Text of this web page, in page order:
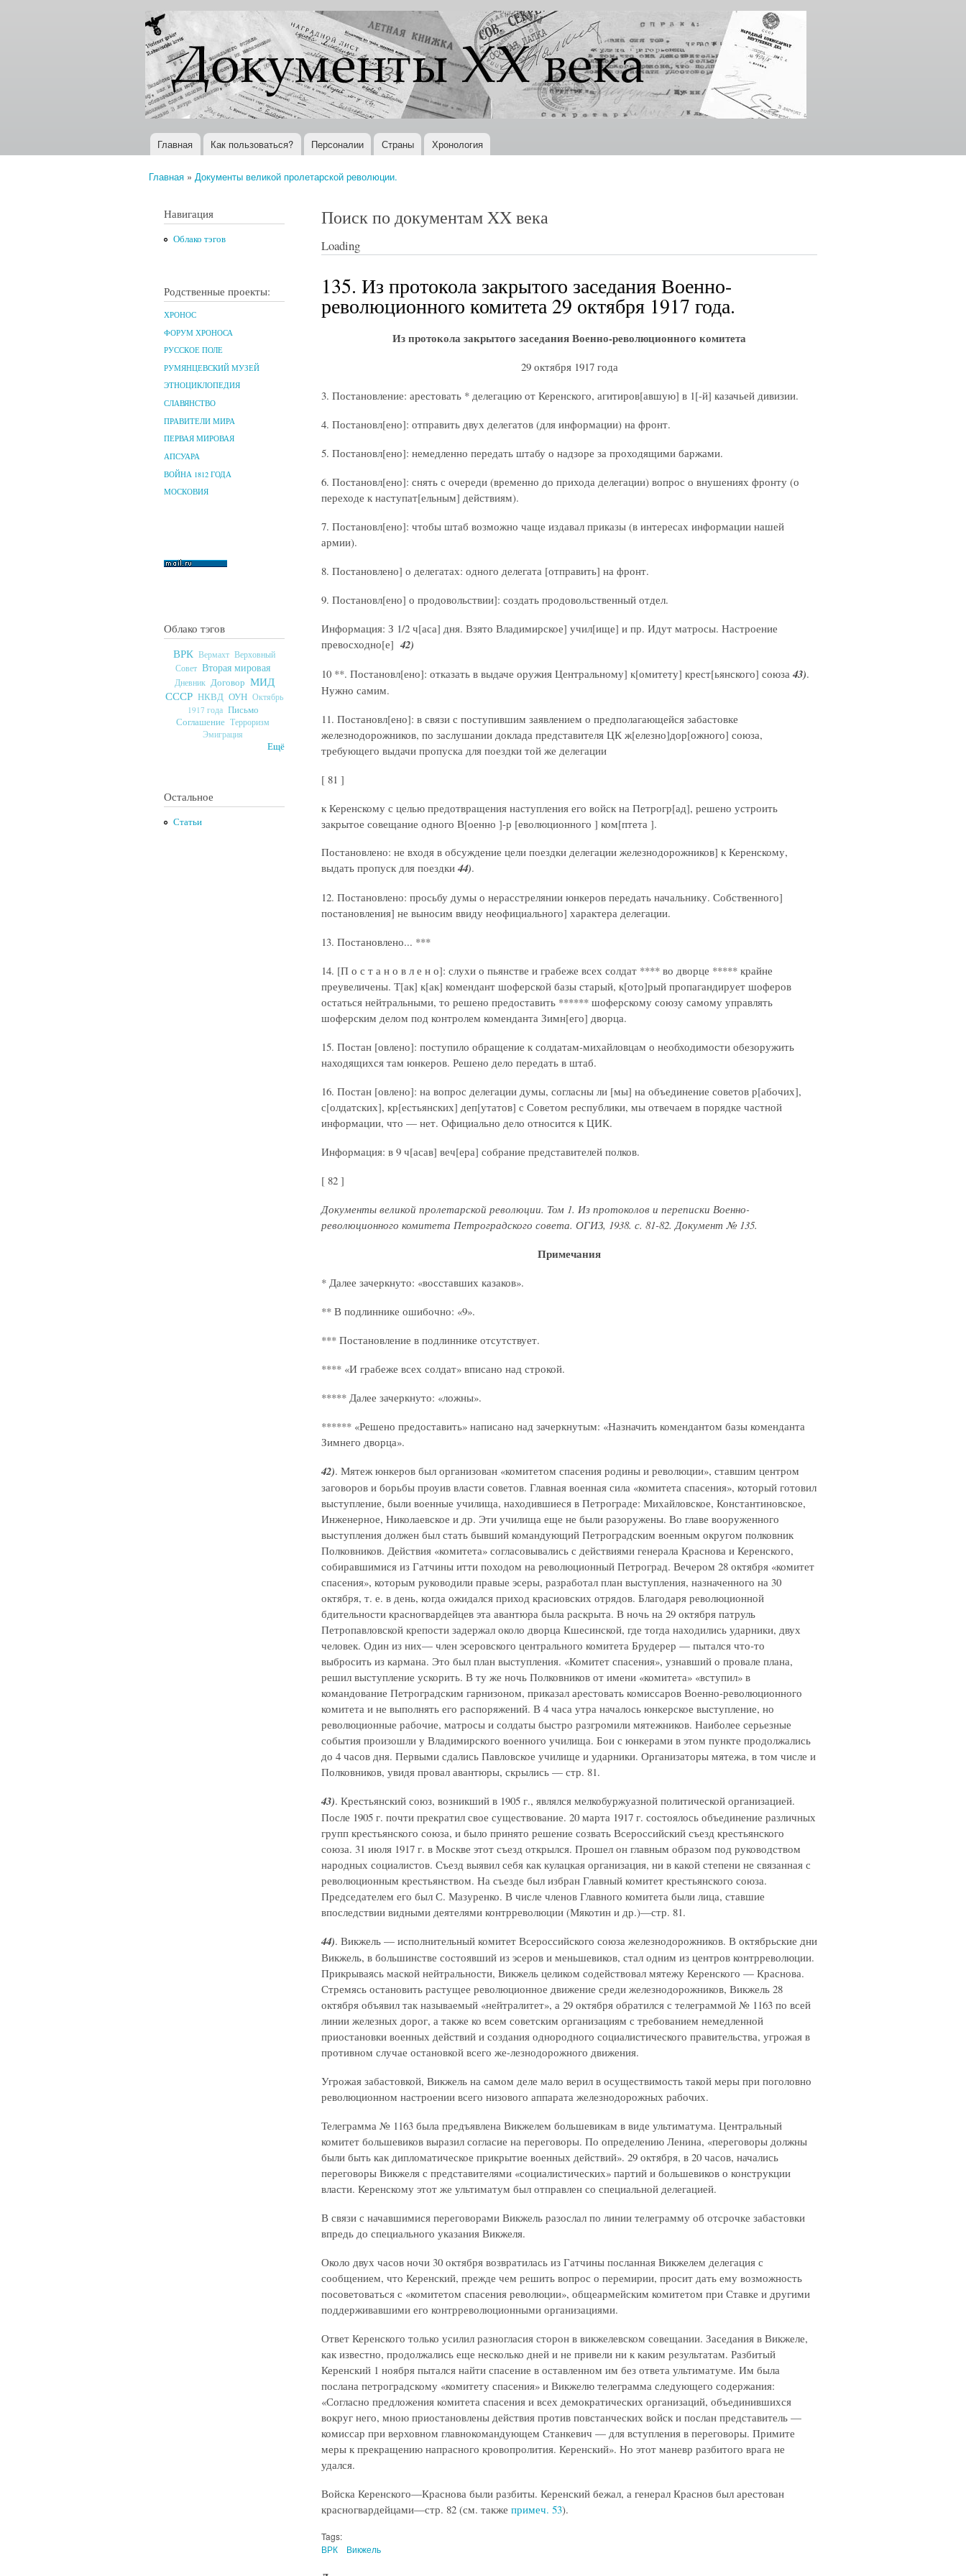
Перейти к
основному
содержанию
Документы
XX века
Всемирная
история в
Интернете
Главное меню
Главная Как пользоваться? Персоналии Страны Хронология
Главная » Документы великой пролетарской революции.
Навигация
Облако тэгов
Родственные проекты:
ХРОНОС
ФОРУМ ХРОНОСА
РУССКОЕ ПОЛЕ
РУМЯНЦЕВСКИЙ МУЗЕЙ
ЭТНОЦИКЛОПЕДИЯ
СЛАВЯНСТВО
ПРАВИТЕЛИ МИРА
ПЕРВАЯ МИРОВАЯ
АПСУАРА
ВОЙНА 1812 ГОДА
МОСКОВИЯ
Облако тэгов
ВРК Вермахт Верховный
Совет Вторая мировая
Дневник Договор МИД
СССР НКВД ОУН Октябрь
1917 года Письмо
Соглашение Терроризм
Эмиграция
Ещё
Остальное
Статьи
Поиск по документам XX века
Loading
135. Из протокола закрытого заседания Военно-
революционного комитета 29 октября 1917 года.
Из протокола закрытого заседания Военно-революционного комитета
29 октября 1917 года
3. Постановление: арестовать * делегацию от Керенского, агитиров[авшую] в 1[-й] казачьей дивизии.
4. Постановл[ено]: отправить двух делегатов (для информации) на фронт.
5. Постановл[ено]: немедленно передать штабу о надзоре за проходящими баржами.
6. Постановл[ено]: снять с очереди (временно до прихода делегации) вопрос о внушениях фронту (о
переходе к наступат[ельным] действиям).
7. Постановл[ено]: чтобы штаб возможно чаще издавал приказы (в интересах информации нашей
армии).
8. Постановлено] о делегатах: одного делегата [отправить] на фронт.
9. Постановл[ено] о продовольствии]: создать продовольственный отдел.
Информация: З 1/2 ч[аса] дня. Взято Владимирское] учил[ище] и пр. Идут матросы. Настроение
превосходно[е] 42)
10 **. Постановл[ено]: отказать в выдаче оружия Центральному] к[омитету] крест[ьянского] союза 43).
Нужно самим.
11. Постановл[ено]: в связи с поступившим заявлением о предполагающейся забастовке
железнодорожников, по заслушании доклада представителя ЦК ж[елезно]дор[ожного] союза,
требующего выдачи пропуска для поездки той же делегации
[ 81 ]
к Керенскому с целью предотвращения наступления его войск на Петрогр[ад], решено устроить
закрытое совещание одного В[оенно ]-р [еволюционного ] ком[птета ].
Постановлено: не входя в обсуждение цели поездки делегации железнодорожников] к Керенскому,
выдать пропуск для поездки 44).
12. Постановлено: просьбу думы о нерасстрелянии юнкеров передать начальнику. Собственного]
постановления] не выносим ввиду неофициального] характера делегации.
13. Постановлено... ***
14. [П о с т а н о в л е н о]: слухи о пьянстве и грабеже всех солдат **** во дворце ***** крайне
преувеличены. Т[ак] к[ак] комендант шоферской базы старый, к[ото]рый пропагандирует шоферов
остаться нейтральными, то решено предоставить ****** шоферскому союзу самому управлять
шоферским делом под контролем коменданта Зимн[его] дворца.
15. Постан [овлено]: поступило обращение к солдатам-михайловцам о необходимости обезоружить
находящихся там юнкеров. Решено дело передать в штаб.
16. Постан [овлено]: на вопрос делегации думы, согласны ли [мы] на объединение советов р[абочих],
с[олдатских], кр[естьянских] деп[утатов] с Советом республики, мы отвечаем в порядке частной
информации, что — нет. Официально дело относится к ЦИК.
Информация: в 9 ч[асав] веч[ера] собрание представителей полков.
[ 82 ]
Документы великой пролетарской революции. Том 1. Из протоколов и переписки Военно-
революционного комитета Петроградского совета. ОГИЗ, 1938. с. 81-82. Документ № 135.
Примечания
* Далее зачеркнуто: «восставших казаков».
** В подлиннике ошибочно: «9».
*** Постановление в подлиннике отсутствует.
**** «И грабеже всех солдат» вписано над строкой.
***** Далее зачеркнуто: «ложны».
****** «Решено предоставить» написано над зачеркнутым: «Назначить комендантом базы коменданта
Зимнего дворца».
42). Мятеж юнкеров был организован «комитетом спасения родины и революции», ставшим центром
заговоров и борьбы проуив власти советов. Главная военная сила «комитета спасения», который готовил
выступление, были военные училища, находившиеся в Петрограде: Михайловское, Константиновское,
Инженерное, Николаевское и др. Эти училища еще не были разоружены. Во главе вооруженного
выступления должен был стать бывший командующий Петроградским военным округом полковник
Полковников. Действия «комитета» согласовывались с действиями генерала Краснова и Керенского,
собиравшимися из Гатчины итти походом на революционный Петроград. Вечером 28 октября «комитет
спасения», которым руководили правые эсеры, разработал план выступления, назначенного на 30
октября, т. е. в день, когда ожидался приход красиовских отрядов. Благодаря революционной
бдительности красногвардейцев эта авантюра была раскрыта. В ночь на 29 октября патруль
Петропавловской крепости задержал около дворца Кшесинской, где тогда находились ударники, двух
человек. Один из них— член эсеровского центрального комитета Брудерер — пытался что-то
выбросить из кармана. Это был план выступления. «Комитет спасения», узнавший о провале плана,
решил выступление ускорить. В ту же ночь Полковников от имени «комитета» «вступил» в
командование Петроградским гарнизоном, приказал арестовать комиссаров Военно-революционного
комитета и не выполнять его распоряжений. В 4 часа утра началось юнкерское выступление, но
революционные рабочие, матросы и солдаты быстро разгромили мятежников. Наиболее серьезные
события произошли у Владимирского военного училища. Бои с юнкерами в этом пункте продолжались
до 4 часов дня. Первыми сдались Павловское училище и ударники. Организаторы мятежа, в том числе и
Полковников, увидя провал авантюры, скрылись — стр. 81.
43). Крестьянский союз, возникший в 1905 г., являлся мелкобуржуазной политической организацией.
После 1905 г. почти прекратил свое существование. 20 марта 1917 г. состоялось объединение различных
групп крестьянского союза, и было принято решение созвать Всероссийский съезд крестьянского
союза. 31 июля 1917 г. в Москве этот съезд открылся. Прошел он главным образом под руководством
народных социалистов. Съезд выявил себя как кулацкая организация, ни в какой степени не связанная с
революционным крестьянством. На съезде был избран Главный комитет крестьянского союза.
Председателем его был С. Мазуренко. В числе членов Главного комитета были лица, ставшие
впоследствии видными деятелями контрреволюции (Мякотин и др.)—стр. 81.
44). Викжель — исполнительный комитет Всероссийского союза железнодорожников. В октябрьские дни
Викжель, в большинстве состоявший из эсеров и меньшевиков, стал одним из центров контрреволюции.
Прикрываясь маской нейтральности, Викжель целиком содействовал мятежу Керенского — Краснова.
Стремясь остановить растущее революционное движение среди железнодорожников, Викжель 28
октября объявил так называемый «нейтралитет», а 29 октября обратился с телеграммой № 1163 по всей
линии железных дорог, а также ко всем советским организациям с требованием немедленной
приостановки военных действий и создания однородного социалистического правительства, угрожая в
противном случае остановкой всего же-лезнодорожного движения.
Угрожая забастовкой, Викжель на самом деле мало верил в осуществимость такой меры при поголовно
революционном настроении всего низового аппарата железнодорожных рабочих.
Телеграмма № 1163 была предъявлена Викжелем большевикам в виде ультиматума. Центральный
комитет большевиков выразил согласие на переговоры. По определению Ленина, «переговоры должны
были быть как дипломатическое прикрытие военных действий». 29 октября, в 20 часов, начались
переговоры Викжеля с представителями «социалистических» партий и большевиков о конструкции
власти. Керенскому этот же ультиматум был отправлен со специальной делегацией.
В связи с начавшимися переговорами Викжель разослал по линии телеграмму об отсрочке забастовки
впредь до специального указания Викжеля.
Около двух часов ночи 30 октября возвратилась из Гатчины посланная Викжелем делегация с
сообщением, что Керенский, прежде чем решить вопрос о перемирии, просит дать ему возможность
посоветоваться с «комитетом спасения революции», общеармейским комитетом при Ставке и другими
поддерживавшими его контрреволюционными организациями.
Ответ Керенского только усилил разногласия сторон в викжелевском совещании. Заседания в Викжеле,
как известно, продолжались еще несколько дней и не привели ни к каким результатам. Разбитый
Керенский 1 ноября пытался найти спасение в оставленном им без ответа ультиматуме. Им была
послана петроградскому «комитету спасения» и Викжелю телеграмма следующего содержания:
«Согласно предложения комитета спасения и всех демократических организаций, объединившихся
вокруг него, мною приостановлены действия против повстанческих войск и послан представитель —
комиссар при верховном главнокомандующем Станкевич — для вступления в переговоры. Примите
меры к прекращению напрасного кровопролития. Керенский». Но этот маневр разбитого врага не
удался.
Войска Керенского—Краснова были разбиты. Керенский бежал, а генерал Краснов был арестован
красногвардейцами—стр. 82 (см. также примеч. 53).
Tags:
ВРК
Викжель